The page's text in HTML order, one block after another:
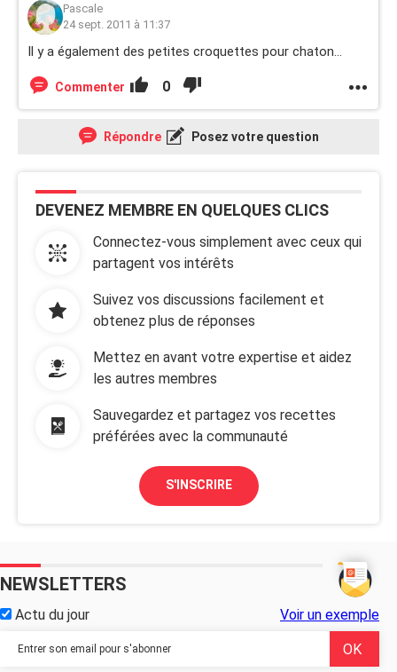
Pascale
24 sept. 2011 à 11:37
Il y a également des petites croquettes pour chaton...
Commenter 0
Répondre Posez votre question
DEVENEZ MEMBRE EN QUELQUES CLICS
Connectez-vous simplement avec ceux qui
partagent vos intérêts
Suivez vos discussions facilement et
obtenez plus de réponses
Mettez en avant votre expertise et aidez
les autres membres
Sauvegardez et partagez vos recettes
préférées avec la communauté
S'INSCRIRE
NEWSLETTERS
Actu du jour Voir un exemple